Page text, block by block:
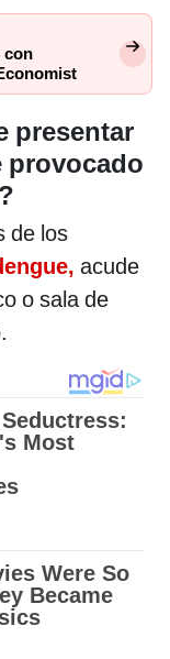
con
presentar
provocado
de los
acude
o sala de